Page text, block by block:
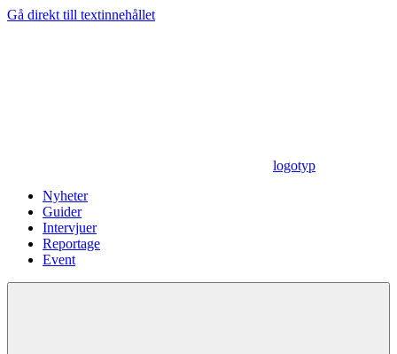
Gå direkt till textinnehållet
logotyp
Nyheter
Guider
Intervjuer
Reportage
Event